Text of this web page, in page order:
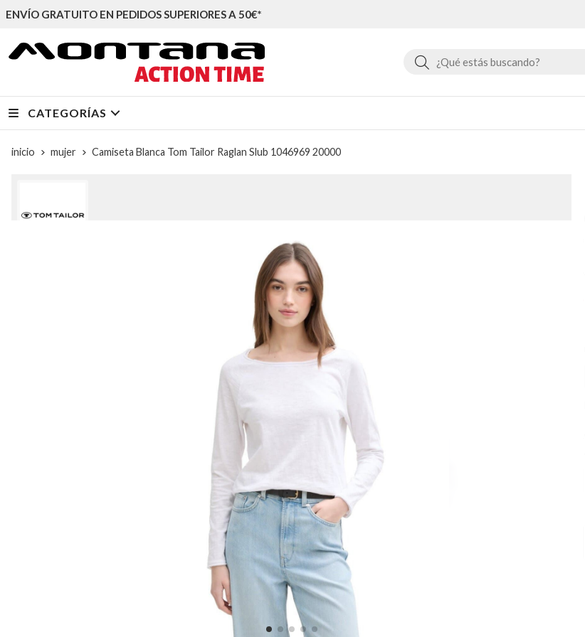
ENVÍO GRATUITO EN PEDIDOS SUPERIORES A 50€*
Buscar
CATEGORÍAS
inicio mujer Camiseta Blanca Tom Tailor Raglan Slub 1046969 20000